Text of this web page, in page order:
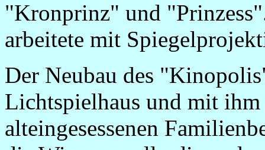
"Kronprinz" und
arbeitete mit
Der Neubau des
Lichtspielhaus und mit ihm
alteingesessenen